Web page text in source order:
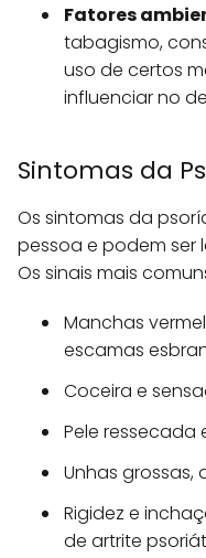
Fatores
tabagismo,
uso de certos
influenciar no
Sintomas da
Os sintomas da
pessoa e podem ser
Os sinais mais
Manchas
escamas
Coceira e
Pele
Unhas
Rigidez e
de artrite